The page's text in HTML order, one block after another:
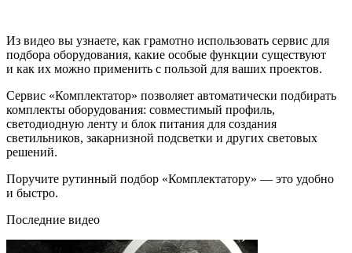
Из видео вы узнаете, как грамотно использовать сервис для
подбора оборудования, какие особые функции существуют
и как их можно применить с пользой для ваших проектов.
Сервис «Комплектатор» позволяет автоматически подбирать
комплекты оборудования: совместимый профиль,
светодиодную ленту и блок питания для создания
светильников, закарнизной подсветки и других световых
решений.
Поручите рутинный подбор «Комплектатору» — это удобно
и быстро.
Последние видео